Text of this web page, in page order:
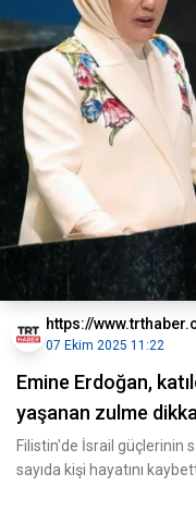
https://
07 Ekim 2025 11:22
Emine Erdoğan,
yaşanan zulme
Filistin'de İsrail güçlerinin
sayıda kişi hayatını